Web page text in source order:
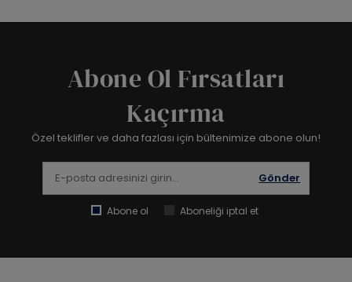
Abone Ol Fırsatları
Kaçırma
Özel teklifler ve daha fazlası için bültenimize abone olun!
Gönder
Abone ol Aboneliği iptal et